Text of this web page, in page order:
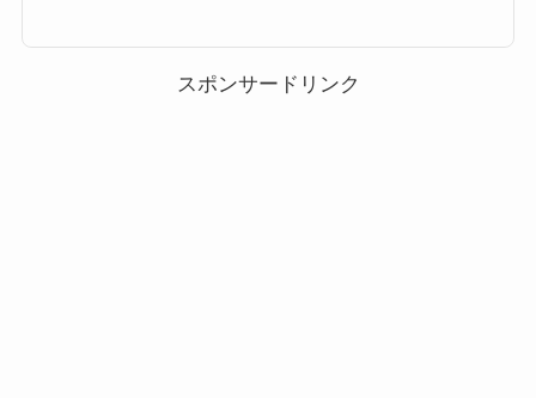
ムとは、マイツムと一緒につな...
スポンサードリンク